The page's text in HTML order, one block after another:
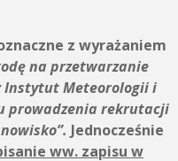
z wyrażaniem
na przetwarzanie
Instytut Meteorologii i
prowadzenia rekrutacji
Jednocześnie
ww. zapisu w